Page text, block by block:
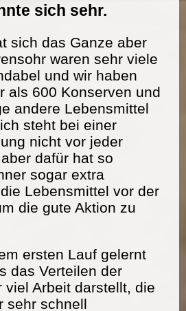
sich sehr.
sich das Ganze aber
waren sehr viele
und wir haben
als 600 Konserven und
andere Lebensmittel
steht bei einer
nicht vor jeder
dafür hat so
sogar extra
Lebensmittel vor der
die gute Aktion zu
ersten Lauf gelernt
das Verteilen der
viel Arbeit darstellt, die
sehr schnell